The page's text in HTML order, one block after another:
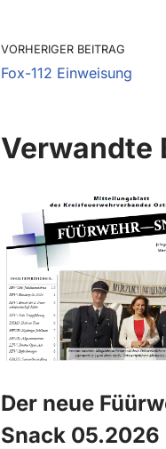
VORHERIGER BEITRAG
Fox-112 Einweisung
Verwandte
Der neue
Snack 05.2026